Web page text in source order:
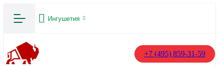
Ингушетия
+7 (495) 859-31-59